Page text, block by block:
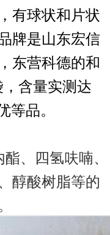
有球状和片状
牌是山东宏信
东营科德的和
含量实测达
等品。
、四氢呋喃、
醇酸树脂等的